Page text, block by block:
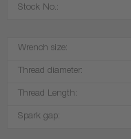
Stock No.:
Wrench size:
Thread diameter:
Thread Length:
Spark gap: